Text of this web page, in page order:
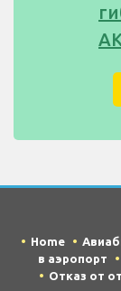
Home
в аэропорт
Отказ от